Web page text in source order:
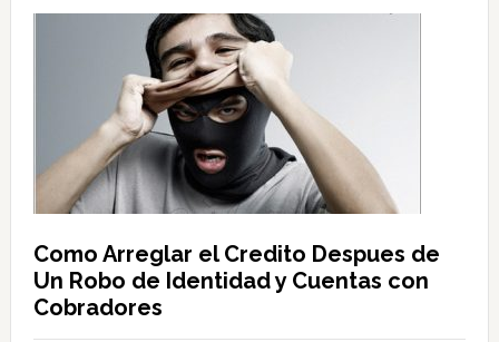
Como Arreglar el Credito Despues de
Un Robo de Identidad y Cuentas con
Cobradores